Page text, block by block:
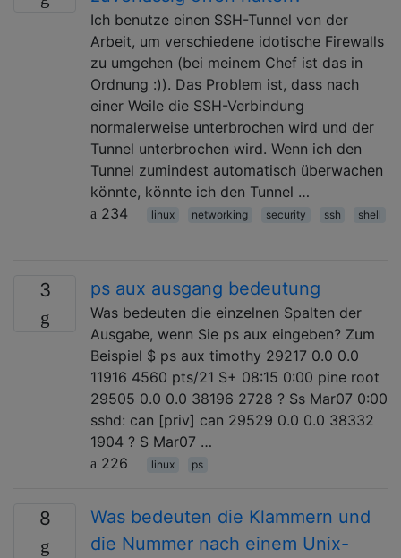
Ich benutze einen SSH-Tunnel von der
Arbeit, um verschiedene idotische Firewalls
zu umgehen (bei meinem Chef ist das in
Ordnung :)). Das Problem ist, dass nach
einer Weile die SSH-Verbindung
normalerweise unterbrochen wird und der
Tunnel unterbrochen wird. Wenn ich den
Tunnel zumindest automatisch überwachen
könnte, könnte ich den Tunnel …
234
linux networking security ssh shell
3 ps aux ausgang bedeutung
Was bedeuten die einzelnen Spalten der
Ausgabe, wenn Sie ps aux eingeben? Zum
Beispiel $ ps aux timothy 29217 0.0 0.0
11916 4560 pts/21 S+ 08:15 0:00 pine root
29505 0.0 0.0 38196 2728 ? Ss Mar07 0:00
sshd: can [priv] can 29529 0.0 0.0 38332
1904 ? S Mar07 …
226
linux ps
8
Was bedeuten die Klammern und
die Nummer nach einem Unix-